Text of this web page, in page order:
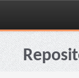
Skip
navigation